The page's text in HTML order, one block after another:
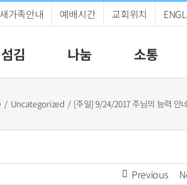
새가족안내 예배시간 교회위치
섬김 나눔 소통
Uncategorized [주일] 9/24/2017 주님의 능력 안
Previous